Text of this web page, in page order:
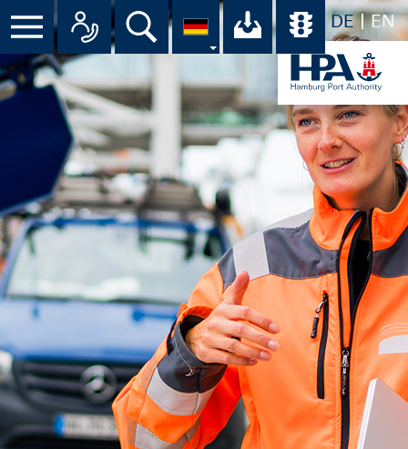
DE EN
Menü Alle Ansprechpartner im
Suche Ihr Download-